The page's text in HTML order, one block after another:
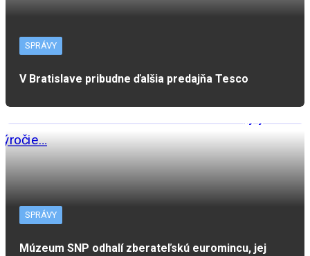
SPRÁVY
V Bratislave pribudne ďalšia predajňa Tesco
SPRÁVY
Múzeum SNP odhalí zberateľskú euromincu, jej